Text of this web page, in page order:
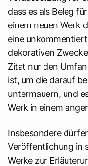
dass es als Beleg
einem neuen Werk
eine
dekorativen
Zitat nur den
ist, um die darauf
untermauern, und
Werk in einem
Insbesondere
Veröffentlichung in
Werke zur